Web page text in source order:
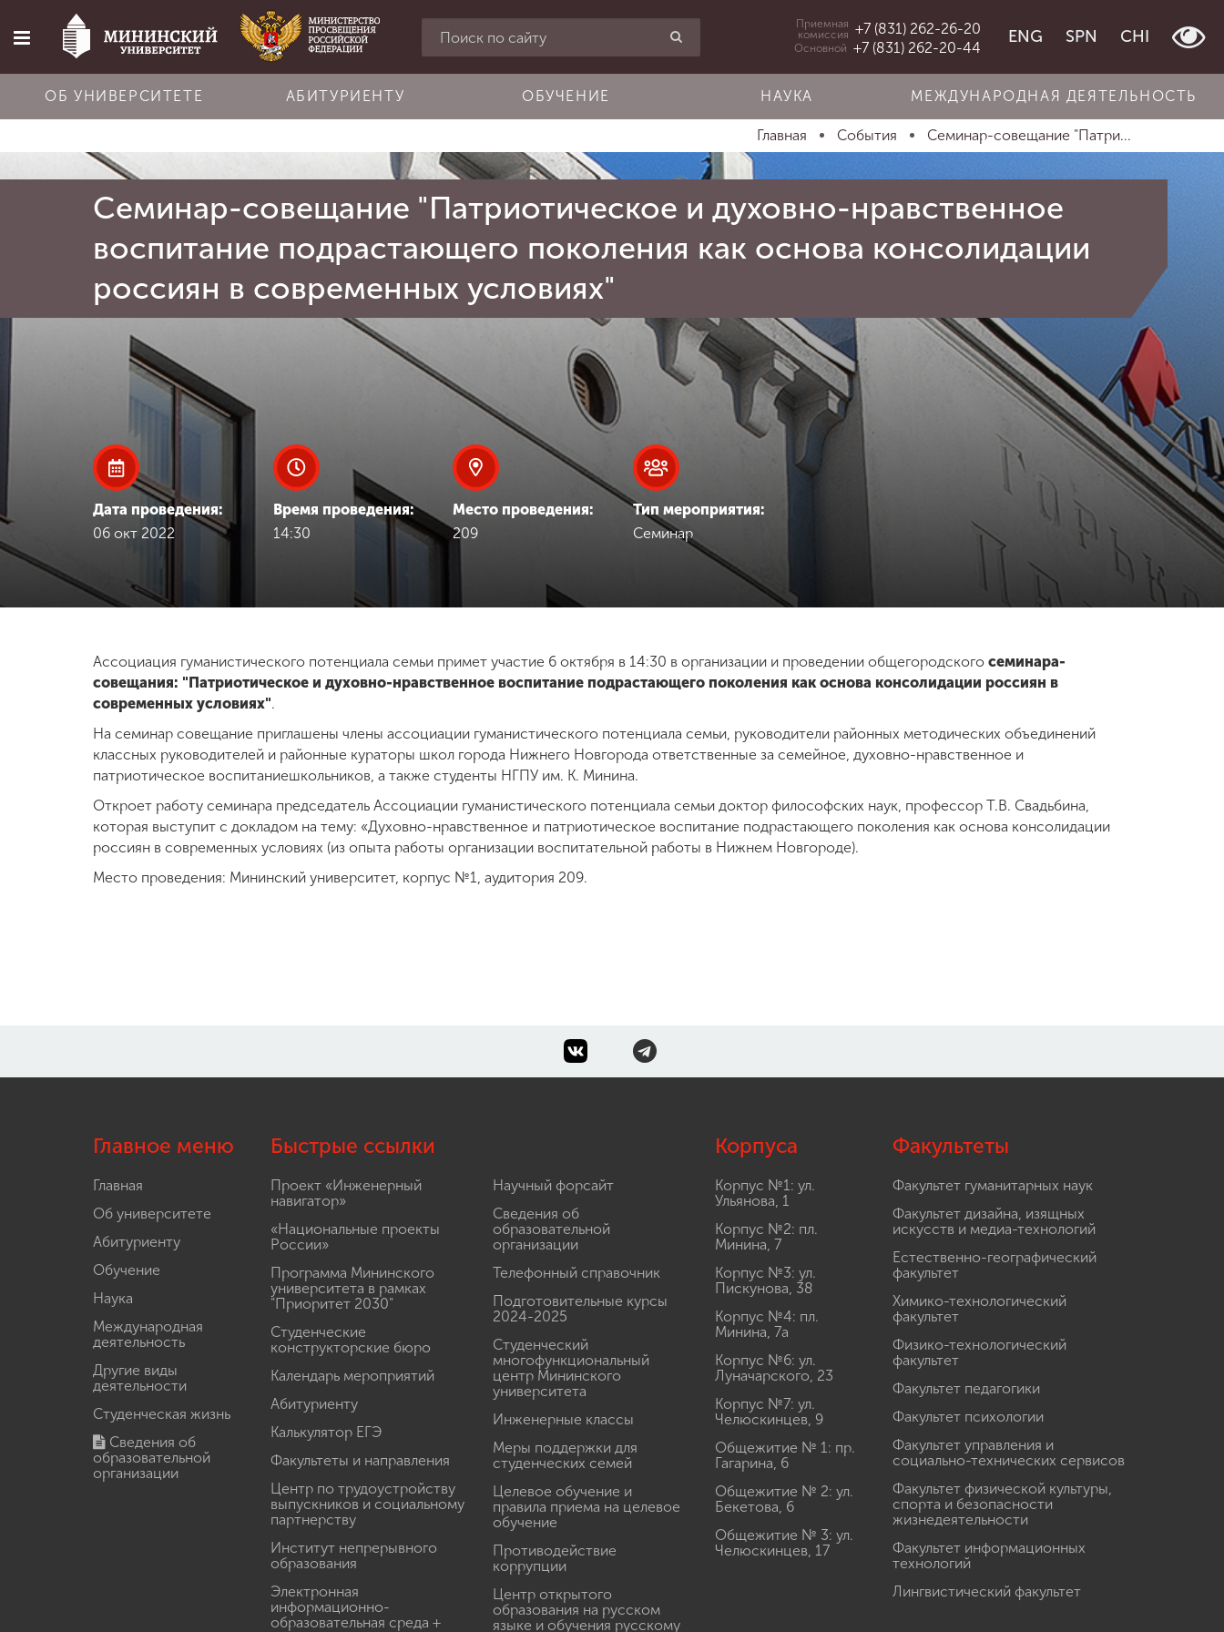
Главная
Об университете
Международная
деятельность
Другие виды
деятельности
Студенческая
жизнь
Сведения об
образовательной
организации
Приемная
комиссия
+7 (831) 262-26-20
Приемная
комиссия +7 (831) 262-26-20
Основной +7 (831) 262-20-44
ENG SPN CHI
ОБ УНИВЕРСИТЕТЕ АБИТУРИЕНТУ ОБУЧЕНИЕ НАУКА МЕЖДУНАРОДНАЯ ДЕЯТЕЛЬНОСТЬ
Главная События Семинар-совещание "Патри...
Семинар-совещание "Патриотическое и духовно-нравственное
воспитание подрастающего поколения как основа консолидации
россиян в современных условиях"
Дата проведения:
06 окт 2022
Время проведения:
14:30
Место проведения:
209
Тип мероприятия:
Семинар
Ассоциация гуманистического потенциала семьи примет участие 6 октября в 14:30 в организации и проведении общегородского семинара-
совещания: "Патриотическое и духовно-нравственное воспитание подрастающего поколения как основа консолидации россиян в
современных условиях".
На семинар совещание приглашены члены ассоциации гуманистического потенциала семьи, руководители районных методических объединений
классных руководителей и районные кураторы школ города Нижнего Новгорода ответственные за семейное, духовно-нравственное и
патриотическое воспитаниешкольников, а также студенты НГПУ им. К. Минина.
Откроет работу семинара председатель Ассоциации гуманистического потенциала семьи доктор философских наук, профессор Т.В. Свадьбина,
которая выступит с докладом на тему: «Духовно-нравственное и патриотическое воспитание подрастающего поколения как основа консолидации
россиян в современных условиях (из опыта работы организации воспитательной работы в Нижнем Новгороде).
Место проведения: Мининский университет, корпус №1, аудитория 209.
Главное меню
Главная
Об университете
Абитуриенту
Обучение
Наука
Международная
деятельность
Другие виды
деятельности
Студенческая жизнь
Сведения об
образовательной
организации
Быстрые ссылки
Проект «Инженерный
навигатор»
«Национальные проекты
России»
Программа Мининского
университета в рамках
"Приоритет 2030"
Студенческие
конструкторские бюро
Календарь мероприятий
Абитуриенту
Калькулятор ЕГЭ
Факультеты и направления
Центр по трудоустройству
выпускников и социальному
партнерству
Институт непрерывного
образования
Электронная
информационно-
образовательная среда +
Научный форсайт
Сведения об
образовательной
организации
Телефонный справочник
Подготовительные курсы
2024-2025
Студенческий
многофункциональный
центр Мининского
университета
Инженерные классы
Меры поддержки для
студенческих семей
Целевое обучение и
правила приема на целевое
обучение
Противодействие
коррупции
Центр открытого
образования на русском
языке и обучения русскому
Корпуса
Корпус №1: ул.
Ульянова, 1
Корпус №2: пл.
Минина, 7
Корпус №3: ул.
Пискунова, 38
Корпус №4: пл.
Минина, 7а
Корпус №6: ул.
Луначарского, 23
Корпус №7: ул.
Челюскинцев, 9
Общежитие № 1: пр.
Гагарина, 6
Общежитие № 2: ул.
Бекетова, 6
Общежитие № 3: ул.
Челюскинцев, 17
Факультеты
Факультет гуманитарных наук
Факультет дизайна, изящных
искусств и медиа-технологий
Естественно-географический
факультет
Химико-технологический
факультет
Физико-технологический
факультет
Факультет педагогики
Факультет психологии
Факультет управления и
социально-технических сервисов
Факультет физической культуры,
спорта и безопасности
жизнедеятельности
Факультет информационных
технологий
Лингвистический факультет